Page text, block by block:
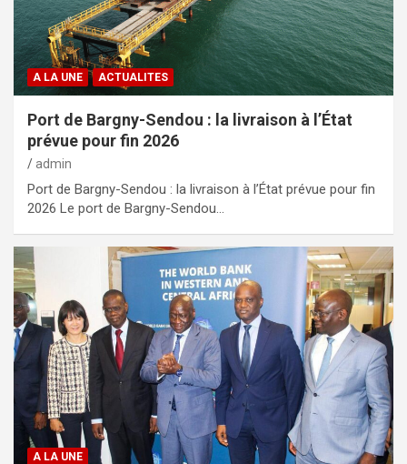
A LA UNE ACTUALITES
Port de Bargny-Sendou : la livraison à l’État
prévue pour fin 2026
admin
Port de Bargny-Sendou : la livraison à l’État prévue pour fin
2026 Le port de Bargny-Sendou…
A LA UNE